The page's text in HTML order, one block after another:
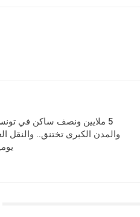
5 ملايين ونصف ساكن في
والمدن الكبرى تختنق.. والنقل